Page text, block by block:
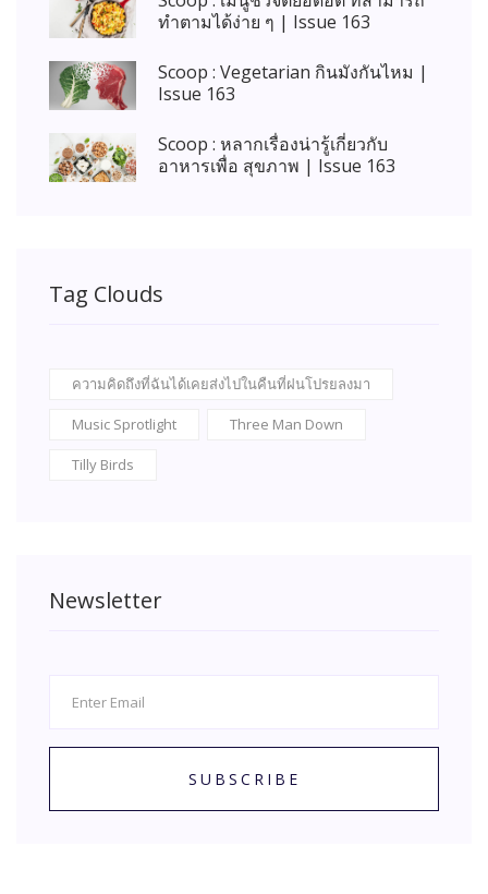
ทำตามได้ง่าย ๆ | Issue 163
Scoop : Vegetarian กินมังกันไหม |
Issue 163
Scoop : หลากเรื่องน่ารู้เกี่ยวกับ
อาหารเพื่อ สุขภาพ | Issue 163
Tag Clouds
ความคิดถึงที่ฉันได้เคยส่งไปในคืนที่ฝนโปรยลงมา
Music Sprotlight Three Man Down
Tilly Birds
Newsletter
SUBSCRIBE